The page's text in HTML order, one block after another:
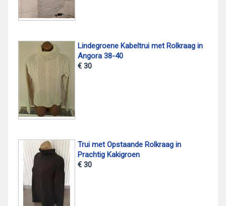
Lindegroene Kabeltrui met Rolkraag in
Angora 38-40
€ 30
Trui met Opstaande Rolkraag in
Prachtig Kakigroen
€ 30